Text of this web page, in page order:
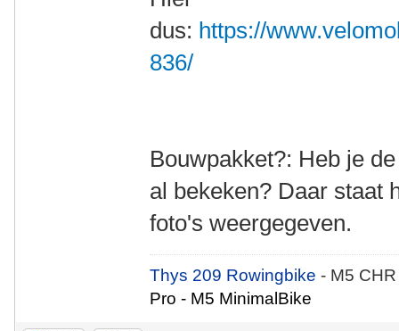
dus: https://
836/
Bouwpakket?: Heb je
al bekeken? Daar staat
foto's weergegeven.
Thys 209 Rowingbike- M5
Pro - M5 MinimalBike